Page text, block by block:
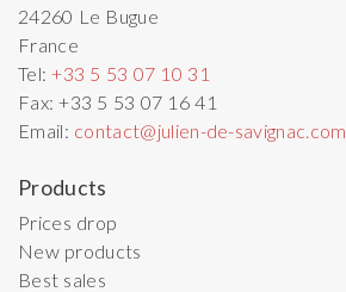
24260 Le Bugue
France
Tel:+33 5 53 07 10 31
Fax:+33 5 53 07 16 41
Email: contact@julien-de-savignac.com
Products
Prices drop
New products
Best sales